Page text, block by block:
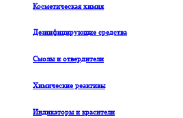
Косметическая химия
Дезинфицирующие средства
Смолы и отвердители
Химические реактивы
Индикаторы и красители